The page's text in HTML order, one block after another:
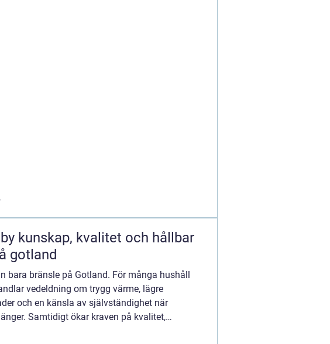
hållbar
gotland
bara bränsle på Gotland. För många hushåll
vedeldning om trygg värme, lägre
och en känsla av självständighet när
Samtidigt ökar kraven på kvalitet,